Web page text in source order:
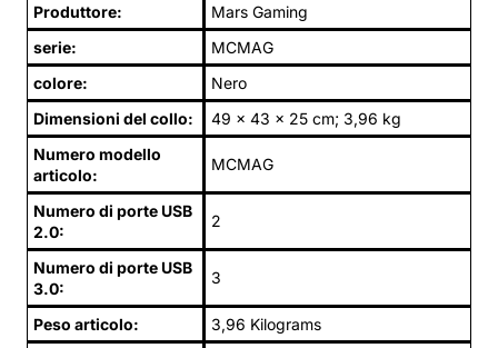
Produttore:
Mars Gaming
serie:
MCMAG
colore:
Nero
Dimensioni del collo:
49 x 43 x 25 cm; 3,96 kg
Numero modello
articolo:
MCMAG
Numero di porte USB
2.0:
2
Numero di porte USB
3.0:
3
Peso articolo:
3,96 Kilograms